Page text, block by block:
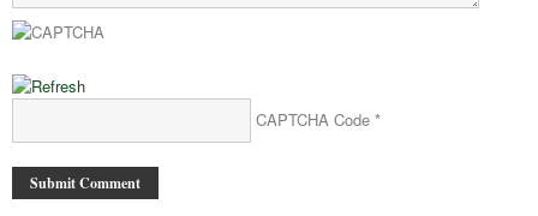
CAPTCHA Code *